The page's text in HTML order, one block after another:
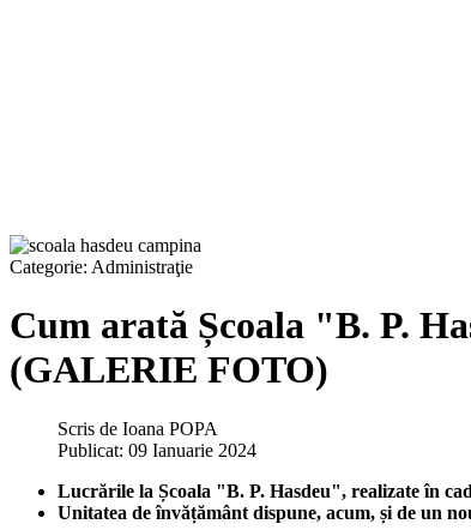
Categorie: Administraţie
Cum arată Școala "B. P.
(GALERIE FOTO)
Scris de Ioana POPA
Publicat: 09 Ianuarie 2024
Lucrările la Școala "B. P. Hasdeu", realizate în
Unitatea de învățământ dispune, acum, și de un